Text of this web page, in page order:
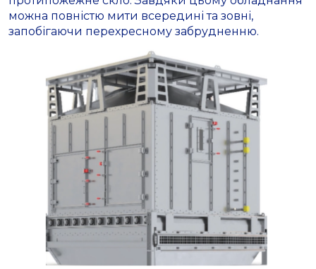
можна повністю мити всередині та зовні,
запобігаючи перехресному забрудненню.